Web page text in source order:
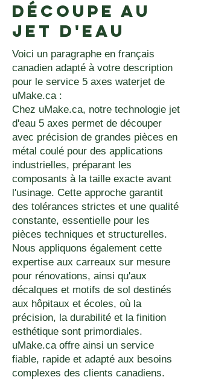
découpe au
jet d'eau
Voici un paragraphe en français
canadien adapté à votre description
pour le service 5 axes waterjet de
uMake.ca :
Chez uMake.ca, notre technologie jet
d'eau 5 axes permet de découper
avec précision de grandes pièces en
métal coulé pour des applications
industrielles, préparant les
composants à la taille exacte avant
l'usinage. Cette approche garantit
des tolérances strictes et une qualité
constante, essentielle pour les
pièces techniques et structurelles.
Nous appliquons également cette
expertise aux carreaux sur mesure
pour rénovations, ainsi qu'aux
décalques et motifs de sol destinés
aux hôpitaux et écoles, où la
précision, la durabilité et la finition
esthétique sont primordiales.
uMake.ca offre ainsi un service
fiable, rapide et adapté aux besoins
complexes des clients canadiens.